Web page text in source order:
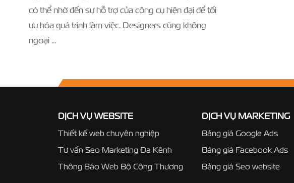
có thể nhờ đến sự hỗ trợ của công cụ hiện đại để tối
ưu hóa quá trình làm việc. Designers cũng không
ngoại …
DỊCH VỤ WEBSITE
Thiết kế web chuyên nghiệp
Tư vấn Seo Marketing Đa Kênh
Thông Báo Web Bộ Công Thương
DỊCH VỤ MARKETING
Bảng giá Google Ads
Bảng giá Facebook Ads
Bảng giá Seo website